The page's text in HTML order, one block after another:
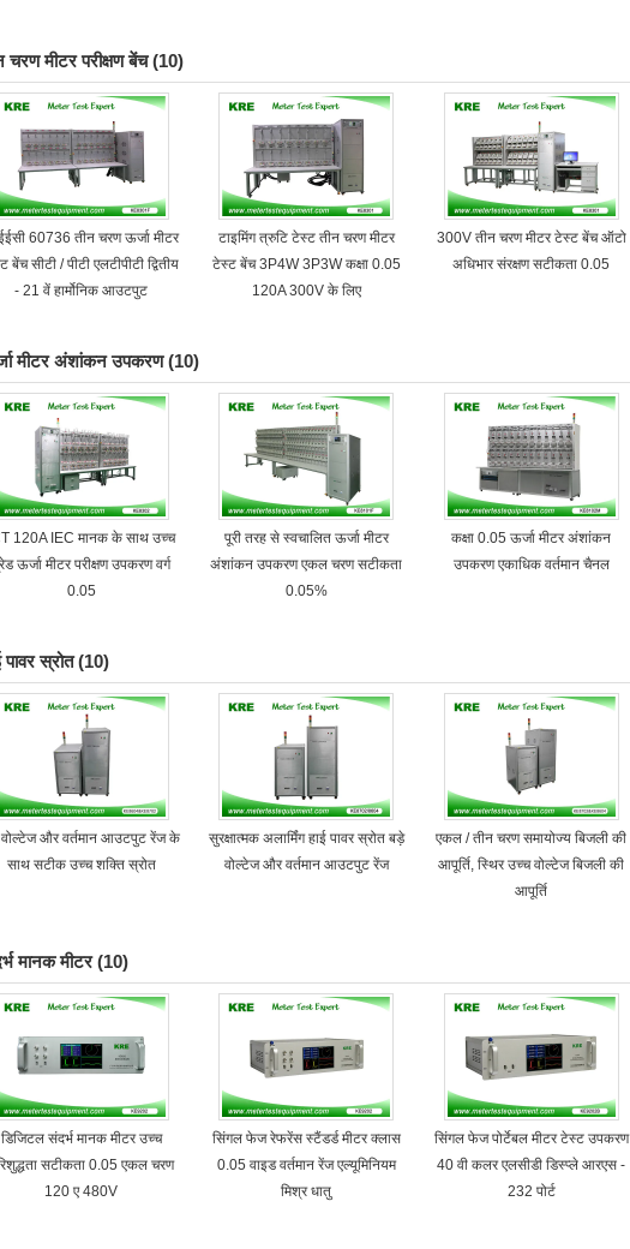
चरण मीटर परीक्षण बेंच (10)
60736 तीन चरण ऊर्जा मीटर
बेंच सीटी / पीटी एलटीपीटी द्वितीय
- 21 वें हार्मोनिक आउटपुट
टाइमिंग त्रुटि टेस्ट तीन चरण मीटर
टेस्ट बेंच 3P4W 3P3W कक्षा 0.05
120A 300V के लिए
300V तीन चरण मीटर टेस्ट बेंच ऑटो
अधिभार संरक्षण सटीकता 0.05
मीटर अंशांकन उपकरण (10)
120A IEC मानक के साथ उच्च
ऊर्जा मीटर परीक्षण उपकरण वर्ग
0.05
पूरी तरह से स्वचालित ऊर्जा मीटर
अंशांकन उपकरण एकल चरण सटीकता
0.05%
कक्षा 0.05 ऊर्जा मीटर अंशांकन
उपकरण एकाधिक वर्तमान चैनल
पावर स्रोत (10)
और वर्तमान आउटपुट रेंज के
साथ सटीक उच्च शक्ति स्रोत
सुरक्षात्मक अलार्मिंग हाई पावर स्रोत बड़े
वोल्टेज और वर्तमान आउटपुट रेंज
एकल / तीन चरण समायोज्य बिजली की
आपूर्ति, स्थिर उच्च वोल्टेज बिजली की
आपूर्ति
मानक मीटर (10)
डिजिटल संदर्भ मानक मीटर उच्च
सटीकता 0.05 एकल चरण
120 ए 480V
सिंगल फेज रेफरेंस स्टैंडर्ड मीटर क्लास
0.05 वाइड वर्तमान रेंज एल्यूमिनियम
मिश्र धातु
सिंगल फेज पोर्टेबल मीटर टेस्ट उपकरण
40 वी कलर एलसीडी डिस्प्ले आरएस -
232 पोर्ट